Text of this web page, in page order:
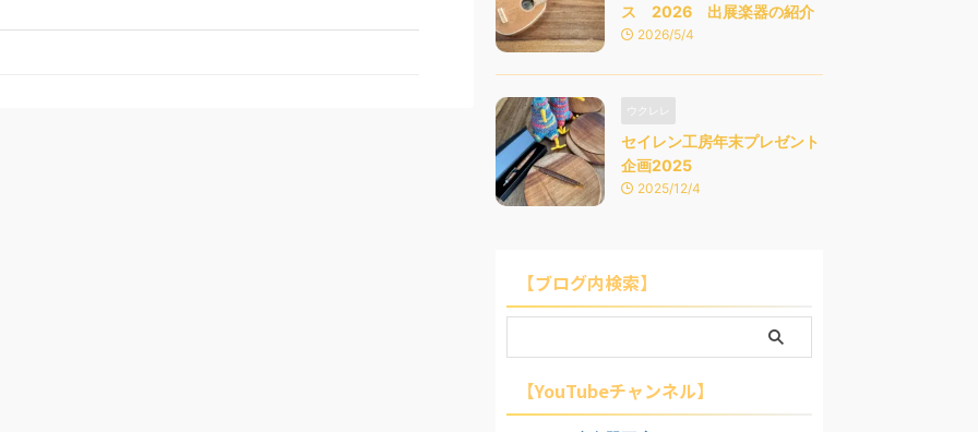
ス 2026 出展楽器の紹介
2026/5/4
セイレン工房年末プレゼント
企画2025
2025/12/4
【ブログ内検索】
【YouTubeチャンネル】